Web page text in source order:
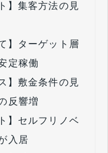
】集客方法の見
】ターゲット層
定稼働
】敷金条件の見
反響増
】セルフリノベ
入居